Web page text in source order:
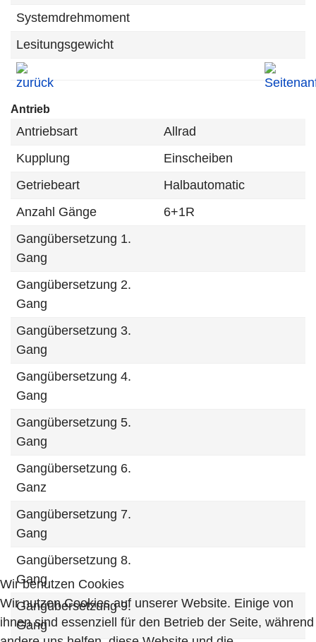
Systemdrehmoment
Lesitungsgewicht
Antrieb
Antriebsart
Allrad
Kupplung
Einscheiben
Getriebeart
Halbautomatic
Anzahl Gänge
6+1R
Gangübersetzung 1.
Gang
Gangübersetzung 2.
Gang
Gangübersetzung 3.
Gang
Gangübersetzung 4.
Gang
Gangübersetzung 5.
Gang
Gangübersetzung 6.
Ganz
Gangübersetzung 7.
Gang
Gangübersetzung 8.
Gang
Gangübersetzung 9.
Gang
Wir benutzen Cookies
Wir nutzen Cookies auf unserer Website. Einige von
ihnen sind essenziell für den Betrieb der Seite, während